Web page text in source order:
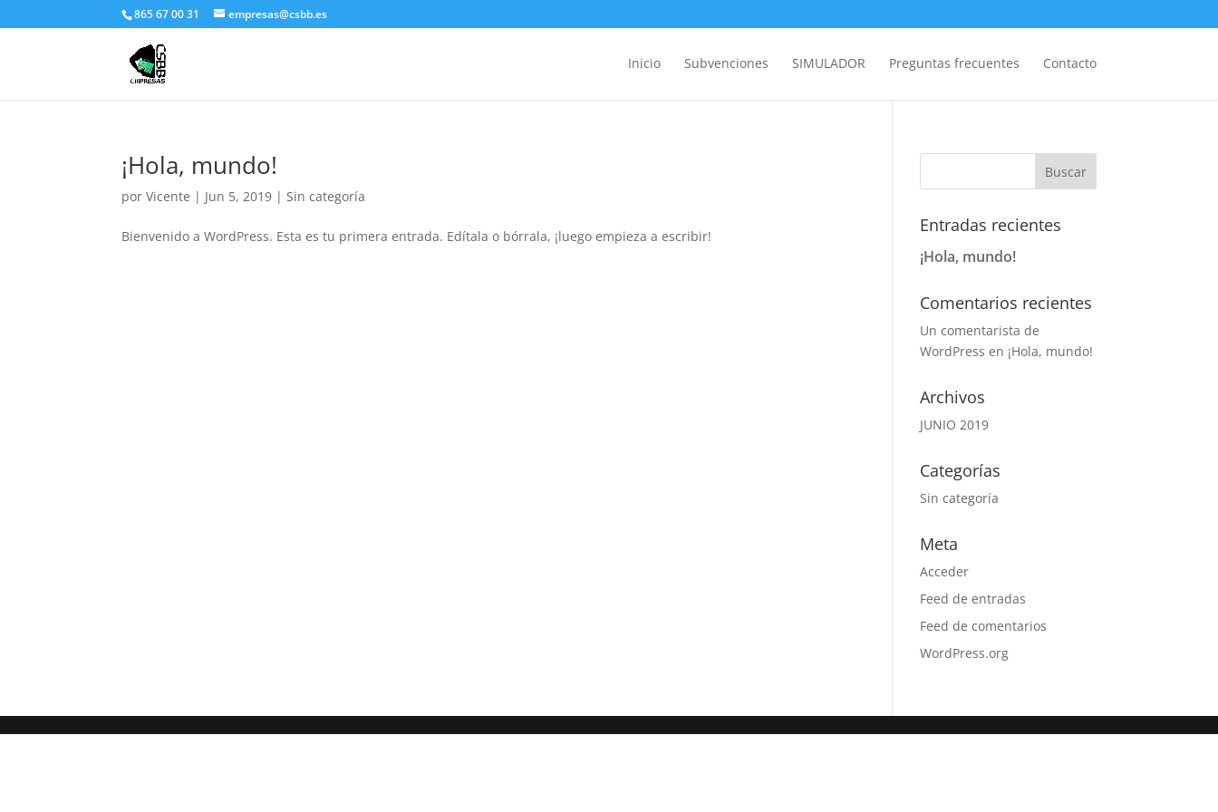
865 67 00 31 empresas@csbb.es
Inicio Subvenciones SIMULADOR Preguntas frecuentes Contacto
¡Hola, mundo!
porVicente | Jun 5, 2019 |Sin categoría
Bienvenido a WordPress. Esta es tu primera entrada. Edítala o bórrala, ¡luego empieza a escribir!
Entradas recientes
¡Hola, mundo!
Comentarios recientes
Un comentarista de
WordPress en ¡Hola, mundo!
Archivos
JUNIO 2019
Categorías
Sin categoría
Meta
Acceder
Feed de entradas
Feed de comentarios
WordPress.org